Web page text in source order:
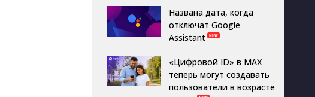
Названа дата, когда
отключат Google
Assistant
«Цифровой ID» в MAX
теперь могут создавать
пользователи в возрасте